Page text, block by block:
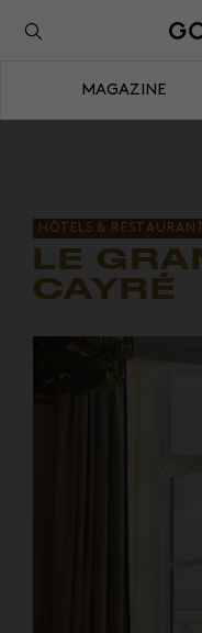
MAGAZINE
HÔTELS &
LE
CAYRÉ
Retour à l'inspiration